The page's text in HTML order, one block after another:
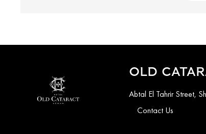
OLD
Abtal El Tahrir Street,
Contact Us